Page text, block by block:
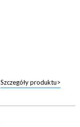
Szczegóły produktu>